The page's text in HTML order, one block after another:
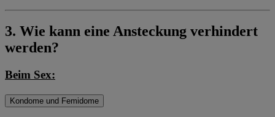
3. Wie kann eine Ansteckung verhindert
werden?
Beim Sex:
Kondome und Femidome